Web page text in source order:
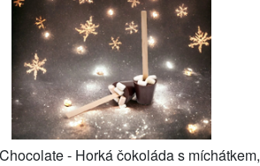
- Horká čokoláda s míchátkem,